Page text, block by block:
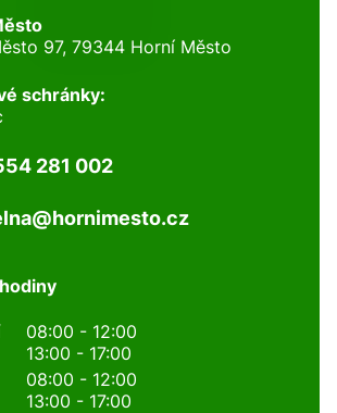
97, 79344 Horní Město
schránky:
281 002
08:00 - 12:00
13:00 - 17:00
08:00 - 12:00
13:00 - 17:00